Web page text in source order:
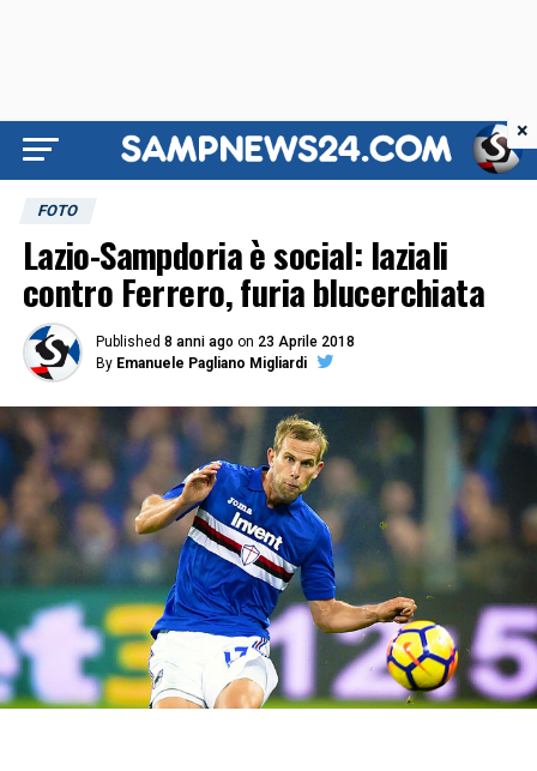
FOTO
Lazio-Sampdoria è social: laziali
contro Ferrero, furia blucerchiata
Published 8 anni ago on 23 Aprile 2018
By Emanuele Pagliano Migliardi
×